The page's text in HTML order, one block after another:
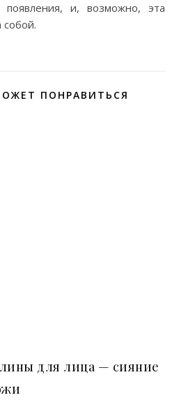
и, возможно, эта
ПОНРАВИТЬСЯ
для лица — сияние